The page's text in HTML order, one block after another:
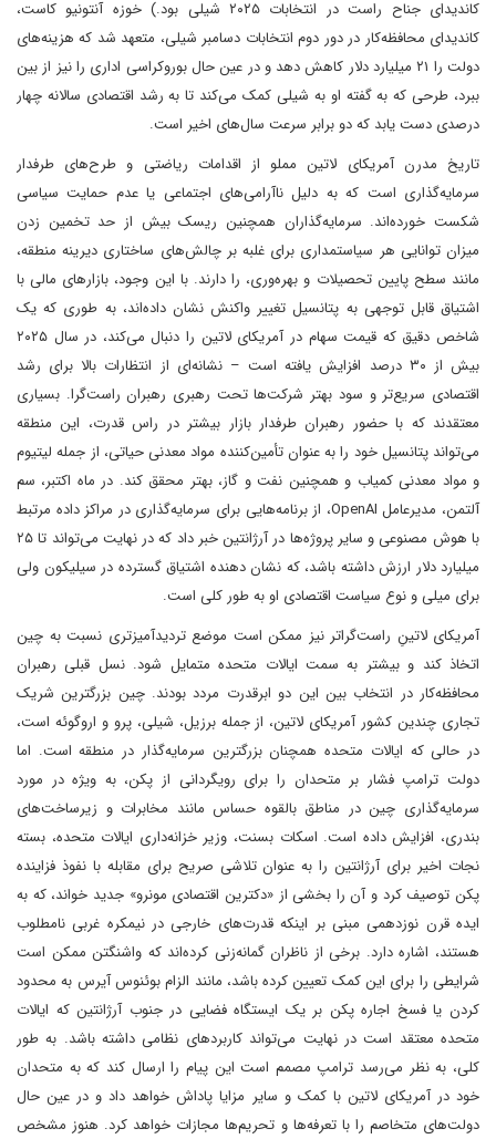
کاندیدای جناح راست در انتخابات ۲۰۲۵ شیلی بود.) خوزه آنتونیو کاست،
کاندیدای محافظه‌کار در دور دوم انتخابات دسامبر شیلی، متعهد شد که هزینه‌های
دولت را ۲۱ میلیارد دلار کاهش دهد و در عین حال بوروکراسی اداری را نیز از بین
ببرد، طرحی که به گفته او به شیلی کمک می‌کند تا به رشد اقتصادی سالانه چهار
درصدی دست یابد که دو برابر سرعت سال‌های اخیر است.
تاریخ مدرن آمریکای لاتین مملو از اقدامات ریاضتی و طرح‌های طرفدار
سرمایه‌گذاری است که به دلیل ناآرامی‌های اجتماعی یا عدم حمایت سیاسی
شکست خورده‌اند. سرمایه‌گذاران همچنین ریسک بیش از حد تخمین زدن
میزان توانایی هر سیاستمداری برای غلبه بر چالش‌های ساختاری دیرینه منطقه،
مانند سطح پایین تحصیلات و بهره‌وری، را دارند. با این وجود، بازارهای مالی با
اشتیاق قابل توجهی به پتانسیل تغییر واکنش نشان داده‌اند، به طوری که یک
شاخص دقیق که قیمت سهام در آمریکای لاتین را دنبال می‌کند، در سال ۲۰۲۵
بیش از ۳۰ درصد افزایش یافته است – نشانه‌ای از انتظارات بالا برای رشد
اقتصادی سریع‌تر و سود بهتر شرکت‌ها تحت رهبری رهبران راست‌گرا. بسیاری
معتقدند که با حضور رهبران طرفدار بازار بیشتر در راس قدرت، این منطقه
می‌تواند پتانسیل خود را به عنوان تأمین‌کننده مواد معدنی حیاتی، از جمله لیتیوم
و مواد معدنی کمیاب و همچنین نفت و گاز، بهتر محقق کند. در ماه اکتبر، سم
آلتمن، مدیرعامل OpenAI، از برنامه‌هایی برای سرمایه‌گذاری در مراکز داده مرتبط
با هوش مصنوعی و سایر پروژه‌ها در آرژانتین خبر داد که در نهایت می‌تواند تا ۲۵
میلیارد دلار ارزش داشته باشد، که نشان دهنده اشتیاق گسترده در سیلیکون ولی
برای میلی و نوع سیاست اقتصادی او به طور کلی است.
آمریکای لاتینِ راست‌گراتر نیز ممکن است موضع تردیدآمیزتری نسبت به چین
اتخاذ کند و بیشتر به سمت ایالات متحده متمایل شود. نسل قبلی رهبران
محافظه‌کار در انتخاب بین این دو ابرقدرت مردد بودند. چین بزرگترین شریک
تجاری چندین کشور آمریکای لاتین، از جمله برزیل، شیلی، پرو و اروگوئه است،
در حالی که ایالات متحده همچنان بزرگترین سرمایه‌گذار در منطقه است. اما
دولت ترامپ فشار بر متحدان را برای رویگردانی از پکن، به ویژه در مورد
سرمایه‌گذاری چین در مناطق بالقوه حساس مانند مخابرات و زیرساخت‌های
بندری، افزایش داده است. اسکات بسنت، وزیر خزانه‌داری ایالات متحده، بسته
نجات اخیر برای آرژانتین را به عنوان تلاشی صریح برای مقابله با نفوذ فزاینده
پکن توصیف کرد و آن را بخشی از «دکترین اقتصادی مونرو» جدید خواند، که به
ایده قرن نوزدهمی مبنی بر اینکه قدرت‌های خارجی در نیمکره غربی نامطلوب
هستند، اشاره دارد. برخی از ناظران گمانه‌زنی کرده‌اند که واشنگتن ممکن است
شرایطی را برای این کمک تعیین کرده باشد، مانند الزام بوئنوس آیرس به محدود
کردن یا فسخ اجاره پکن بر یک ایستگاه فضایی در جنوب آرژانتین که ایالات
متحده معتقد است در نهایت می‌تواند کاربردهای نظامی داشته باشد. به طور
کلی، به نظر می‌رسد ترامپ مصمم است این پیام را ارسال کند که به متحدان
خود در آمریکای لاتین با کمک و سایر مزایا پاداش خواهد داد و در عین حال
دولت‌های متخاصم را با تعرفه‌ها و تحریم‌ها مجازات خواهد کرد. هنوز مشخص